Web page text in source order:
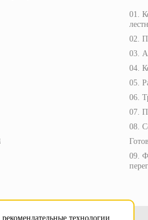
01.
02.
03.
04.
05.
06.
07.
08.
09.
технологии